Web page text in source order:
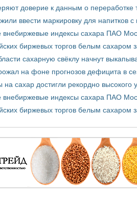
доверие к данным о переработке
ввести маркировку для напитков
индексы сахара ПАО
биржевых торгов белым сахаром
сахарную свёклу начнут
на фоне прогнозов дефицита в
сахар достигли рекордно высокого
индексы сахара ПАО
биржевых торгов белым сахаром